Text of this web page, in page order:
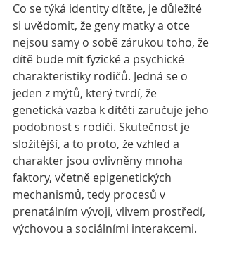
Co se týká identity dítěte, je důležité
si uvědomit, že geny matky a otce
nejsou samy o sobě zárukou toho, že
dítě bude mít fyzické a psychické
charakteristiky rodičů. Jedná se o
jeden z mýtů, který tvrdí, že
genetická vazba k dítěti zaručuje jeho
podobnost s rodiči. Skutečnost je
složitější, a to proto, že vzhled a
charakter jsou ovlivněny mnoha
faktory, včetně epigenetických
mechanismů, tedy procesů v
prenatálním vývoji, vlivem prostředí,
výchovou a sociálními interakcemi.